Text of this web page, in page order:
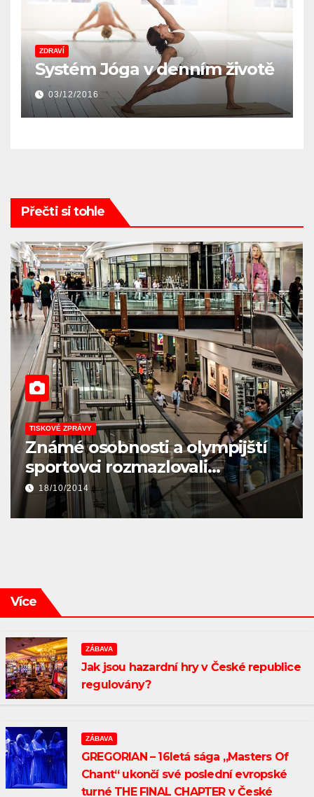
ZDRAVÍ
Systém Jóga v denním životě
03/12/2016
Přečti si tohle
EKONOMIKA KULTURA TISKOVÉ ZPRÁVY
Program Kreativní Evropa je
zpřístupněn žadatelům
28/01/2014
Více
ZÁBAVA
Jak jsou hazardní hry v České republice
regulovány?
ZÁBAVA
GREGORIAN – 16letá sága „Masters Of
Chant“ ukončí své poslední evropské
turné THE FINAL CHAPTER v České